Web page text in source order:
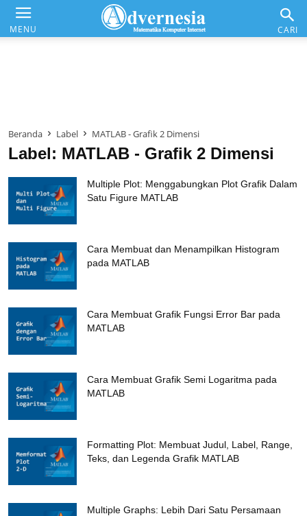
Komputer & Office
Internet & Web
MENU
Advernesia CARI
Beranda Label MATLAB - Grafik 2 Dimensi
Label: MATLAB - Grafik 2 Dimensi
Multiple Plot: Menggabungkan Plot Grafik Dalam
Satu Figure MATLAB
Cara Membuat dan Menampilkan Histogram
pada MATLAB
Cara Membuat Grafik Fungsi Error Bar pada
MATLAB
Cara Membuat Grafik Semi Logaritma pada
MATLAB
Formatting Plot: Membuat Judul, Label, Range,
Teks, dan Legenda Grafik MATLAB
Multiple Graphs: Lebih Dari Satu Persamaan